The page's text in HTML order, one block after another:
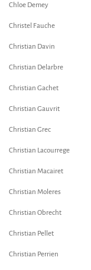
Chloe Demey
Christel Fauche
Christian Davin
Christian Delarbre
Christian Gachet
Christian Gauvrit
Christian Grec
Christian Lacourrege
Christian Macairet
Christian Moleres
Christian Obrecht
Christian Pellet
Christian Perrien